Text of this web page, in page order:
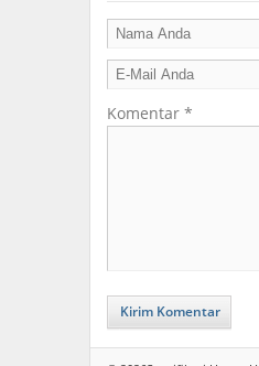
Komentar *
Kirim Komentar